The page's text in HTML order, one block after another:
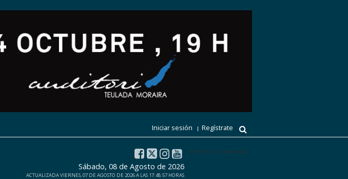
Iniciar sesión Regístrate
El tiempo - Tutiempo.net
Sábado, 08 de Agosto de 2026
ACTUALIZADA VIERNES, 07 DE AGOSTO DE 2026 A LAS 17:48:57 HORAS